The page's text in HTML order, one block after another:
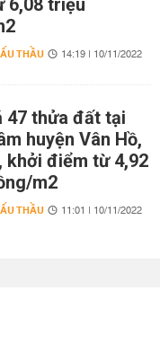
6,08 triệu
THẦU 14:19 | 10/11/2022
47 thửa đất tại
huyện Vân Hồ,
khởi điểm từ 4,92
m2
THẦU 11:01 | 10/11/2022